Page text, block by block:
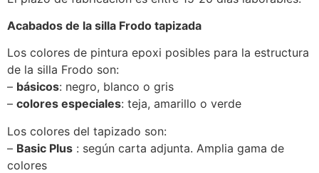
Acabados de la silla Frodo tapizada
Los colores de pintura epoxi posibles para la estructura
de la silla Frodo son:
– básicos: negro, blanco o gris
– colores especiales: teja, amarillo o verde
Los colores del tapizado son:
– Basic Plus : según carta adjunta. Amplia gama de
colores